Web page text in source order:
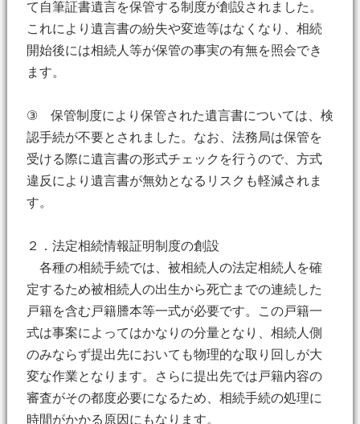
て自筆証書遺言を保管する制度が創設されました。
これにより遺言書の紛失や変造等はなくなり、相続
開始後には相続人等が保管の事実の有無を照会でき
ます。
③ 保管制度により保管された遺言書については、検
認手続が不要とされました。なお、法務局は保管を
受ける際に遺言書の形式チェックを行うので、方式
違反により遺言書が無効となるリスクも軽減されま
す。
２．法定相続情報証明制度の創設
各種の相続手続では、被相続人の法定相続人を確
定するため被相続人の出生から死亡までの連続した
戸籍を含む戸籍謄本等一式が必要です。この戸籍一
式は事案によってはかなりの分量となり、相続人側
のみならず提出先においても物理的な取り回しが大
変な作業となります。さらに提出先では戸籍内容の
審査がその都度必要になるため、相続手続の処理に
時間がかかる原因にもなります。